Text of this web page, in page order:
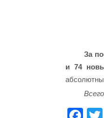
За
и 74